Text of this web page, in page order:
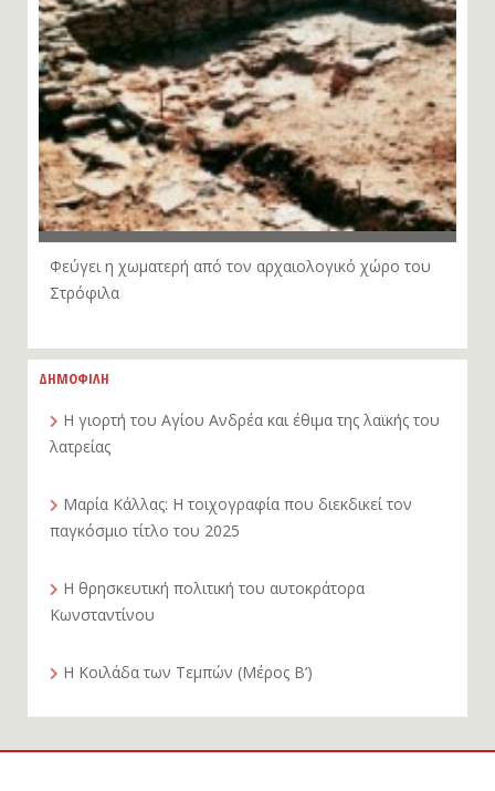
Φεύγει η χωματερή από τον αρχαιολογικό χώρο του
Στρόφιλα
ΔΗΜΟΦΙΛΗ
Η γιορτή του Αγίου Ανδρέα και έθιμα της λαϊκής του
λατρείας
Μαρία Κάλλας: Η τοιχογραφία που διεκδικεί τον
παγκόσμιο τίτλο του 2025
Η θρησκευτική πολιτική του αυτοκράτορα
Κωνσταντίνου
Η Κοιλάδα των Τεμπών (Μέρος Β’)